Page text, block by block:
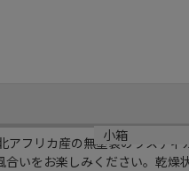
フリカ産の無塗装のラステ
いをお楽しみください。乾燥
サイズ
小箱